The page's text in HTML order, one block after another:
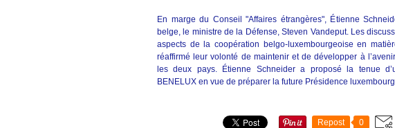
En marge du Conseil "Affaires étrangères", Étienne
belge, le ministre de la Défense, Steven Vandeput. Les
aspects de la coopération belgo-luxembourgeoise en
réaffirmé leur volonté de maintenir et de développer à
les deux pays. Étienne Schneider a proposé la tenue
BENELUX en vue de préparer la future Présidence
Repost 0